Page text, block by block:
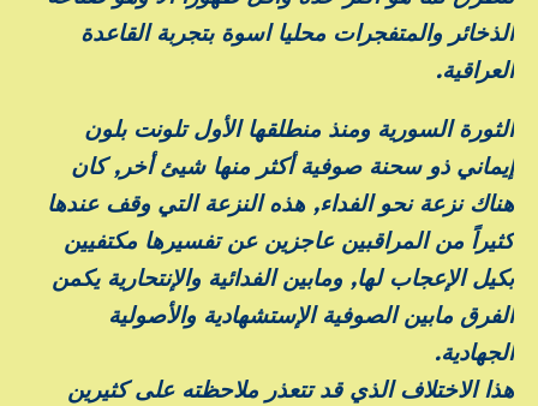
الذخائر والمتفجرات محليا اسوة بتجربة القاعدة
العراقية.
الثورة السورية ومنذ منطلقها الأول تلونت بلون
إيماني ذو سحنة صوفية أكثر منها شيئ أخر, كان
هناك نزعة نحو الفداء, هذه النزعة التي وقف عندها
كثيراً من المراقبين عاجزين عن تفسيرها مكتفيين
بكيل الإعجاب لها, ومابين الفدائية والإنتحارية يكمن
الفرق مابين الصوفية الإستشهادية والأصولية
الجهادية.
هذا الاختلاف الذي قد تتعذر ملاحظته على كثيرين